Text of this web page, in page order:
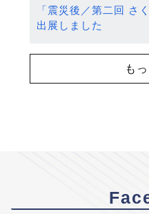
「震災後／第二回 さ
出展しました
も